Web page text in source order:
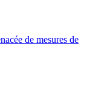
de mesures de